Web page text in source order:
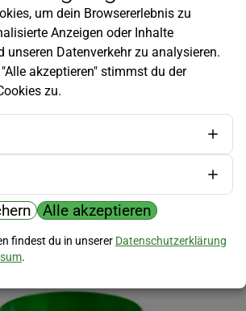
für das Einkochen.
um dein Browsererlebnis zu
Anzeigen oder Inhalte
unseren Datenverkehr zu analysieren.
akzeptieren" stimmst du der
zu.
Alle akzeptieren
findest du in unserer Datenschutzerklärung
.